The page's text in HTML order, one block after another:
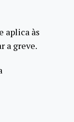
aplica às
a greve.